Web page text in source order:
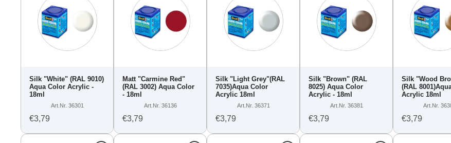
Silk "White" (RAL 9010)
Aqua Color Acrylic -
18ml
Art.Nr. 36301
€3,79
Matt "Carmine Red"
(RAL 3002) Aqua Color
- 18ml
Art.Nr. 36136
€3,79
Silk "Light Grey"(RAL
7035)Aqua Color
Acrylic 18ml
Art.Nr. 36371
€3,79
Silk "Brown" (RAL
8025) Aqua Color
Acrylic - 18ml
Art.Nr. 36381
€3,79
Silk "Wood
(RAL
Acrylic 18ml
Art.Nr.
€3,79